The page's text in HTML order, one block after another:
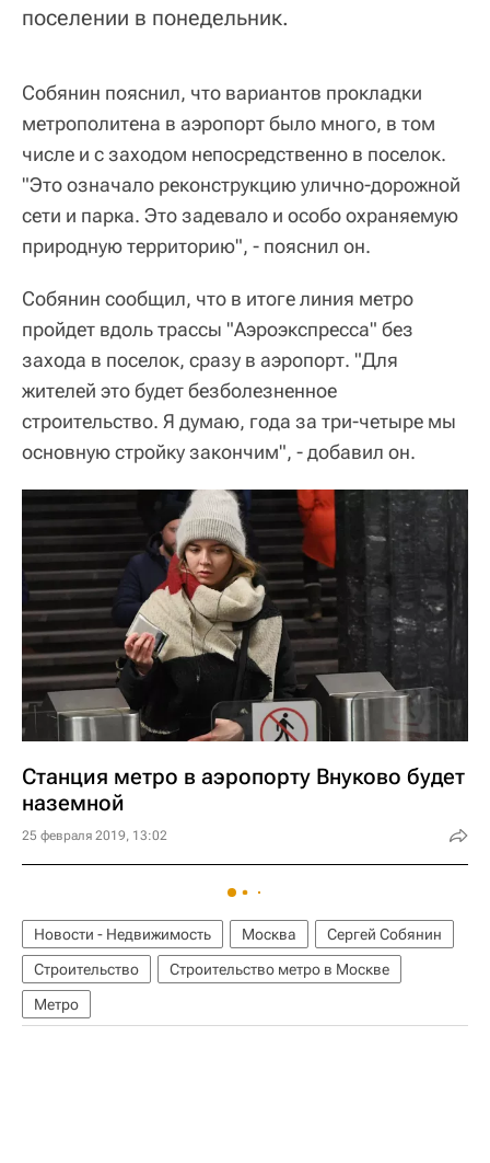
поселении в понедельник.
Собянин пояснил, что вариантов прокладки
метрополитена в аэропорт было много, в том
числе и с заходом непосредственно в поселок.
"Это означало реконструкцию улично-дорожной
сети и парка. Это задевало и особо охраняемую
природную территорию", - пояснил он.
Собянин сообщил, что в итоге линия метро
пройдет вдоль трассы "Аэроэкспресса" без
захода в поселок, сразу в аэропорт. "Для
жителей это будет безболезненное
строительство. Я думаю, года за три-четыре мы
основную стройку закончим", - добавил он.
Станция метро в аэропорту Внуково будет
наземной
25 февраля 2019, 13:02
Новости - Недвижимость Москва
Сергей Собянин
Строительство
Строительство метро в Москве
Метро